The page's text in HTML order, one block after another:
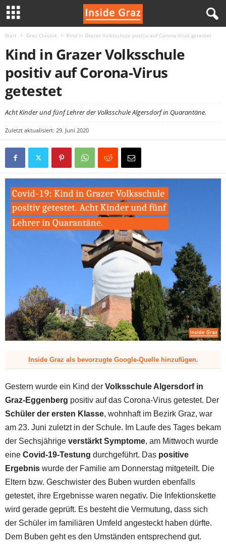
G
Start Graz Chronik Kind in Grazer Volksschule positiv auf Corona-Virus getestet
Kind in Grazer Volksschule
positiv auf Corona-Virus
getestet
Acht Kinder und fünf Lehrer der Volksschule Algersdorf in Quarantäne.
Zuletzt aktualisiert: 29. Juni 2020
Inside Graz als bevorzugte Google-Quelle hinzufügen.
Gestern wurde ein Kind der Volksschule Algersdorf in
Graz-Eggenberg positiv auf das Corona-Virus getestet. Der
Schüler der ersten Klasse, wohnhaft im Bezirk Graz, war
am 23. Juni zuletzt in der Schule. Im Laufe des Tages bekam
der Sechsjährige verstärkt Symptome, am Mittwoch wurde
eine Covid-19-Testung durchgeführt. Das positive
Ergebnis wurde der Familie am Donnerstag mitgeteilt. Die
Eltern bzw. Geschwister des Buben wurden ebenfalls
getestet, ihre Ergebnisse waren negativ. Die Infektionskette
wird gerade geprüft. Es besteht die Vermutung, dass sich
der Schüler im familiären Umfeld angesteckt haben dürfte.
Dem Buben geht es den Umständen entsprechend gut.